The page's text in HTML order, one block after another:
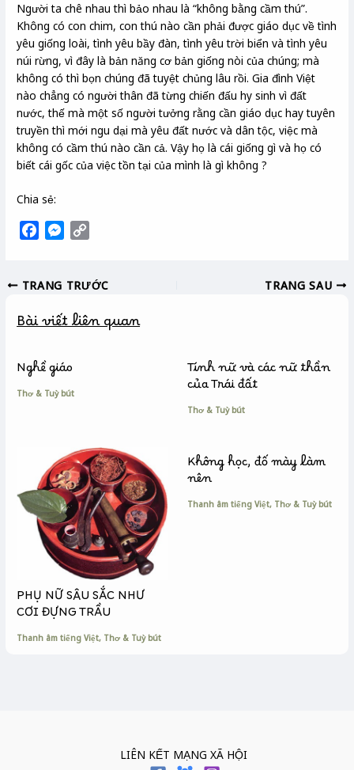
Người ta chê nhau thì bảo nhau là “không bằng cầm thú”.
Không có con chim, con thú nào cần phải được giáo dục về tình
yêu giống loài, tình yêu bầy đàn, tình yêu trời biển và tình yêu
núi rừng, vì đây là bản năng cơ bản giống nòi của chúng; mà
không có thì bọn chúng đã tuyệt chủng lâu rồi. Gia đình Việt
nào chẳng có người thân đã từng chiến đấu hy sinh vì đất
nước, thế mà một số người tưởng rằng cần giáo dục hay tuyên
truyền thì mới ngu dại mà yêu đất nước và dân tộc, việc mà
không có cầm thú nào cần cả. Vậy họ là cái giống gì và họ có
biết cái gốc của việc tồn tại của mình là gì không ?
Chia sẻ:
e
o
k
M
s
n
e
y
i
TRANG TRƯỚC TRANG SAU
Bài viết liên quan
Nghề giáo
Thơ & Tuỳ bút
Tính nữ và các nữ thần
của Trái đất
Thơ & Tuỳ bút
PHỤ NỮ SÂU SẮC NHƯ
CƠI ĐỰNG TRẦU
Thanh âm tiếng Việt, Thơ & Tuỳ bút
Không học, đố mày làm
nên
Thanh âm tiếng Việt, Thơ & Tuỳ bút
LIÊN KẾT MẠNG XÃ HỘI